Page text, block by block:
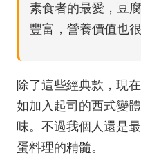
素食者的最愛，豆
豐富，營養價值也很
除了這些經典款，現
如加入起司的西式變
味。不過我個人還是
蛋料理的精髓。